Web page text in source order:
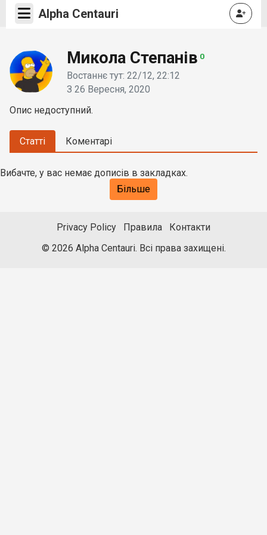
Alpha Centauri
Микола Степанів 0
Востаннє тут: 22/12, 22:12
З 26 Вересня, 2020
Опис недоступний.
Статті Коментарі
Вибачте, у вас немає дописів в закладках.
Більше
Privacy Policy Правила
Контакти
© 2026 Alpha Centauri. Всі права захищені.